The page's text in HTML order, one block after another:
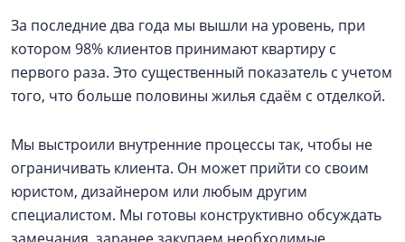
За последние два года мы вышли на уровень, при
котором 98% клиентов принимают квартиру с
первого раза. Это существенный показатель с учетом
того, что больше половины жилья сдаём с отделкой.
Мы выстроили внутренние процессы так, чтобы не
ограничивать клиента. Он может прийти со своим
юристом, дизайнером или любым другим
специалистом. Мы готовы конструктивно обсуждать